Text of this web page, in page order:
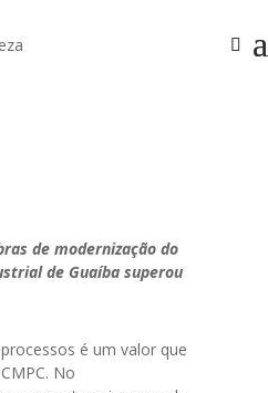
de modernização do
de Guaíba superou
é um valor que
No